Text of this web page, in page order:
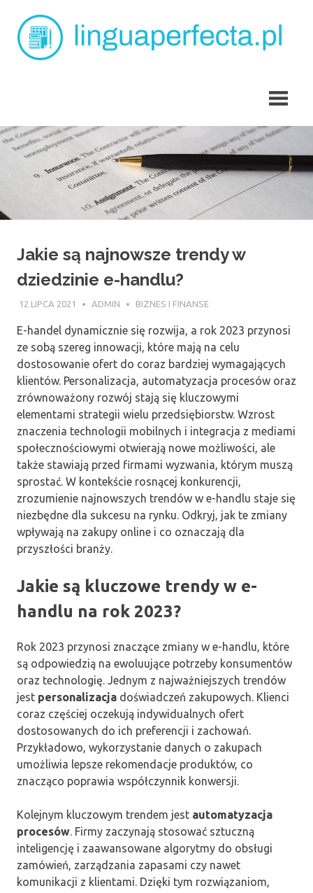
content
Jakie są najnowsze trendy w
dziedzinie e-handlu?
12 LIPCA 2021 ADMIN BIZNES I FINANSE
E-handel dynamicznie się rozwija, a rok 2023 przynosi
ze sobą szereg innowacji, które mają na celu
dostosowanie ofert do coraz bardziej wymagających
klientów. Personalizacja, automatyzacja procesów oraz
zrównoważony rozwój stają się kluczowymi
elementami strategii wielu przedsiębiorstw. Wzrost
znaczenia technologii mobilnych i integracja z mediami
społecznościowymi otwierają nowe możliwości, ale
także stawiają przed firmami wyzwania, którym muszą
sprostać. W kontekście rosnącej konkurencji,
zrozumienie najnowszych trendów w e-handlu staje się
niezbędne dla sukcesu na rynku. Odkryj, jak te zmiany
wpływają na zakupy online i co oznaczają dla
przyszłości branży.
Jakie są kluczowe trendy w e-
handlu na rok 2023?
Rok 2023 przynosi znaczące zmiany w e-handlu, które
są odpowiedzią na ewoluujące potrzeby konsumentów
oraz technologię. Jednym z najważniejszych trendów
jest personalizacja doświadczeń zakupowych. Klienci
coraz częściej oczekują indywidualnych ofert
dostosowanych do ich preferencji i zachowań.
Przykładowo, wykorzystanie danych o zakupach
umożliwia lepsze rekomendacje produktów, co
znacząco poprawia współczynnik konwersji.
Kolejnym kluczowym trendem jest automatyzacja
procesów. Firmy zaczynają stosować sztuczną
inteligencję i zaawansowane algorytmy do obsługi
zamówień, zarządzania zapasami czy nawet
komunikacji z klientami. Dzięki tym rozwiązaniom,